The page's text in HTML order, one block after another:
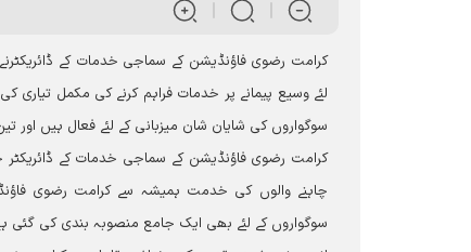
کرامت رضوی فاؤنڈیشن کے سماجی خدمات کے
لئے وسیع پیمانے پر خدمات فراہم کرنے کی مکمل تیاری
سوگواروں کی شایان شان میزبانی کے لئے فعال ہیں
کرامت رضوی فاؤنڈیشن کے سماجی خدمات کے ڈائریکٹر
چاہنے والوں کی خدمت ہمیشہ سے کرامت رضوی
سوگواروں کے لئے بھی ایک جامع منصوبہ بندی کی گئی